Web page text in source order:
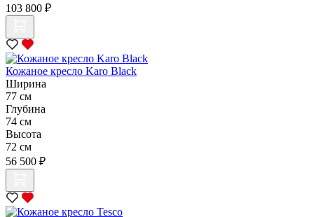
103 800 ₽
Кожаное кресло Karo Black
Ширина
77 см
Глубина
74 см
Высота
72 см
56 500 ₽